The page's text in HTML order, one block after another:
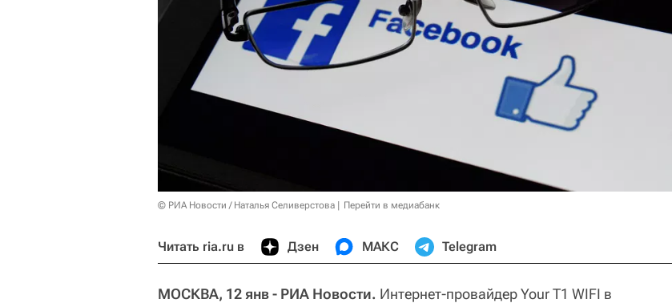
© РИА Новости / Наталья Селиверстова Перейти в медиабанк
Читать ria.ru в Дзен МАКС Telegram
МОСКВА, 12 янв - РИА Новости. Интернет-провайдер Your T1 WIFI в